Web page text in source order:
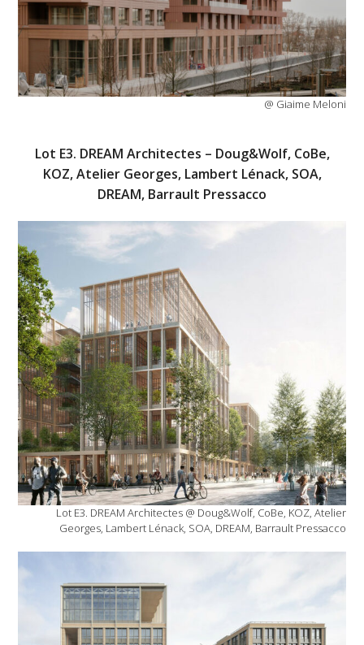
@ Giaime Meloni
Lot E3. DREAM Architectes – Doug&Wolf, CoBe,
KOZ, Atelier Georges, Lambert Lénack, SOA,
DREAM, Barrault Pressacco
Lot E3. DREAM Architectes @ Doug&Wolf, CoBe, KOZ, Atelier
Georges, Lambert Lénack, SOA, DREAM, Barrault Pressacco